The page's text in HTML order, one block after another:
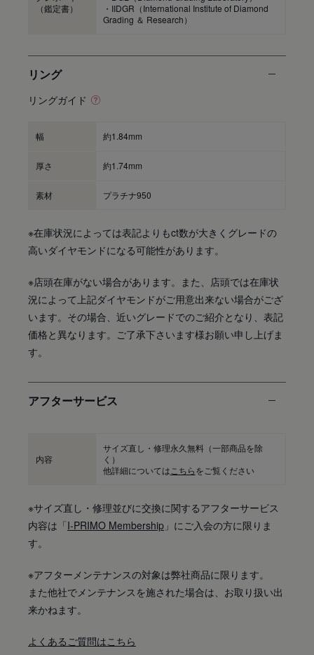
（鑑定書）
・IIDGR（International Institute of Diamond
Grading ＆ Research）
リング
リングガイド
幅 約1.84mm
厚さ 約1.74mm
素材 プラチナ950
※在庫状況によっては表記よりもct数が大きくグレードの
高いダイヤモンドになる可能性があります。
※店頭在庫がない場合があります。また、店頭では在庫状
況によって上記ダイヤモンドがご用意出来ない場合がござ
います。その場合、近いグレードでのご紹介となり、表記
価格と異なります。ご了承下さいます様お願い申し上げま
す。
アフターサービス
内容
サイズ直し・修理永久無料（一部商品を除
く）
他詳細については こちらをご覧ください
※サイズ直し・修理並びに交換に関するアフターサービス
内容は「I-PRIMO Membership 」にご入会の方に限りま
す。
※アフターメンテナンスの対象は弊社商品に限ります。
また他社でメンテナンスを施された場合は、お取り扱い出
来かねます。
よくあるご質問はこちら